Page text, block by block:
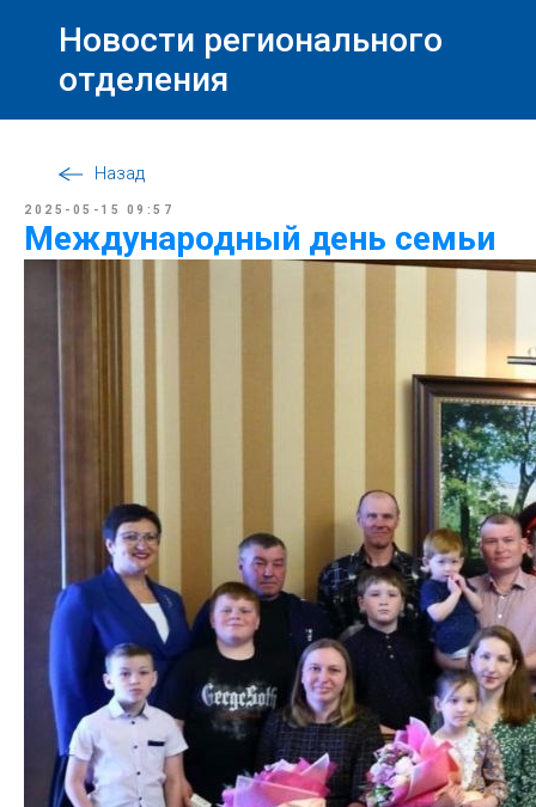
Новости регионального
отделения
Назад
2025-05-15 09:57
Международный день семьи